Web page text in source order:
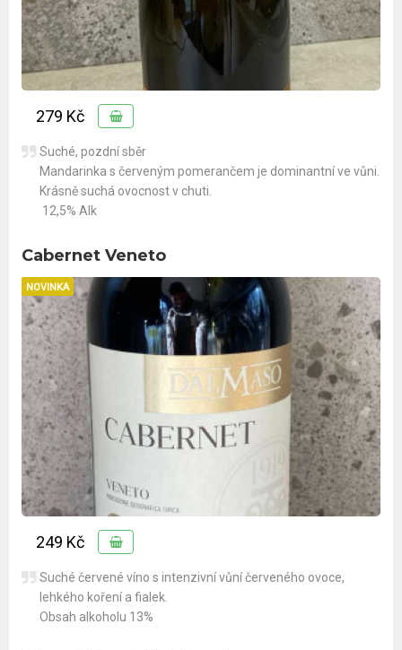
279 Kč
Suché, pozdní sběr
Mandarinka s červeným pomerančem je dominantní ve vůni.
Krásně suchá ovocnost v chuti.
12,5% Alk
Cabernet Veneto
NOVINKA
249 Kč
Suché červené víno s intenzivní vůní červeného ovoce,
lehkého koření a fialek.
Obsah alkoholu 13%